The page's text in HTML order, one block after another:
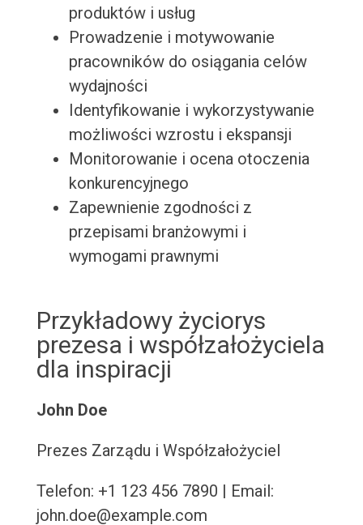
produktów i usług
Prowadzenie i motywowanie
pracowników do osiągania celów
wydajności
Identyfikowanie i wykorzystywanie
możliwości wzrostu i ekspansji
Monitorowanie i ocena otoczenia
konkurencyjnego
Zapewnienie zgodności z
przepisami branżowymi i
wymogami prawnymi
Przykładowy życiorys
prezesa i współzałożyciela
dla inspiracji
John Doe
Prezes Zarządu i Współzałożyciel
Telefon: +1 123 456 7890 | Email:
john.doe@example.com